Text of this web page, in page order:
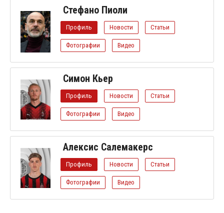
Стефано Пиоли
Профиль Новости Статьи
Фотографии Видео
Симон Кьер
Профиль Новости Статьи
Фотографии Видео
Алексис Салемакерс
Профиль Новости Статьи
Фотографии Видео